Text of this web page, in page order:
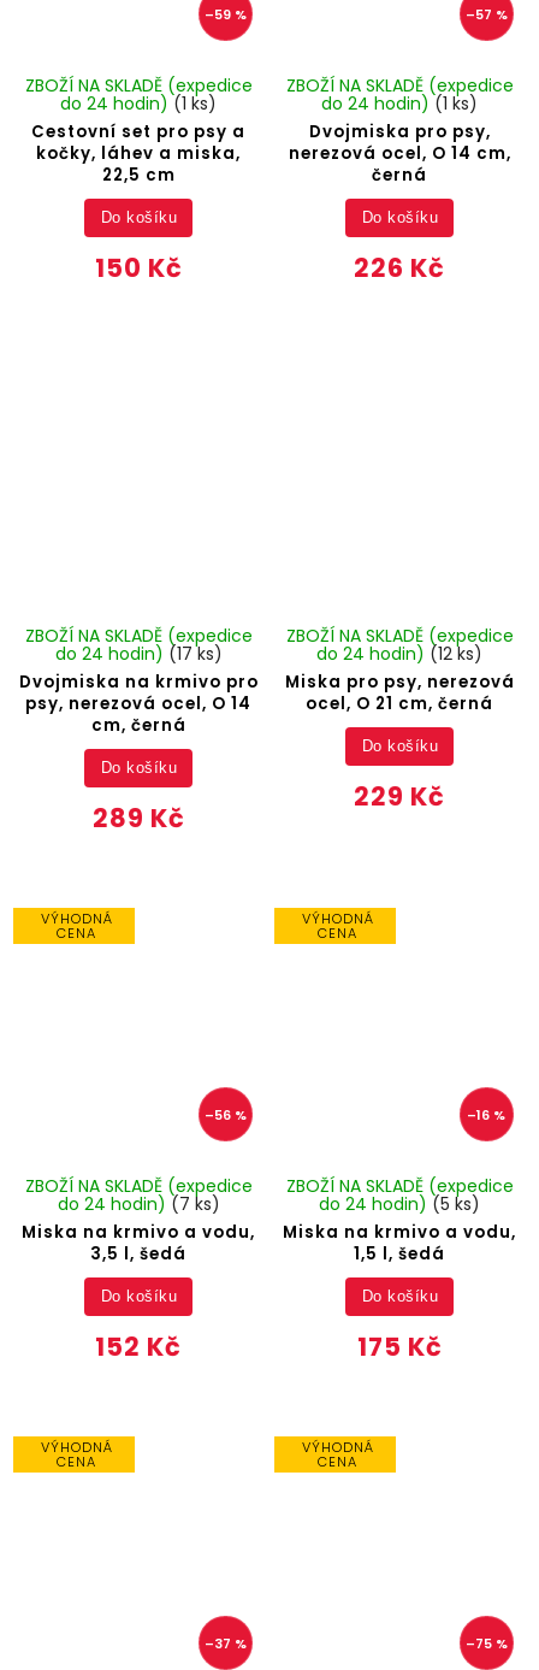
–59 %
Cestovní set pro psy a
kočky, láhev a miska,
22,5 cm
ZBOŽÍ NA SKLADĚ (expedice
do 24 hodin) (1 ks)
150 Kč
Do košíku
–57 %
Dvojmiska pro psy,
nerezová ocel, O 14 cm,
černá
ZBOŽÍ NA SKLADĚ (expedice
do 24 hodin) (1 ks)
226 Kč
Do košíku
Dvojmiska na krmivo pro
psy, nerezová ocel, O 14
cm, černá
ZBOŽÍ NA SKLADĚ (expedice
do 24 hodin) (17 ks)
289 Kč
Do košíku
Miska pro psy, nerezová
ocel, O 21 cm, černá
ZBOŽÍ NA SKLADĚ (expedice
do 24 hodin) (12 ks)
229 Kč
Do košíku
VÝHODNÁ
CENA
–56 %
Miska na krmivo a vodu,
3,5 l, šedá
ZBOŽÍ NA SKLADĚ (expedice
do 24 hodin) (7 ks)
152 Kč
Do košíku
VÝHODNÁ
CENA
–16 %
Miska na krmivo a vodu,
1,5 l, šedá
ZBOŽÍ NA SKLADĚ (expedice
do 24 hodin) (5 ks)
175 Kč
Do košíku
VÝHODNÁ
CENA
–37 %
VÝHODNÁ
CENA
–75 %